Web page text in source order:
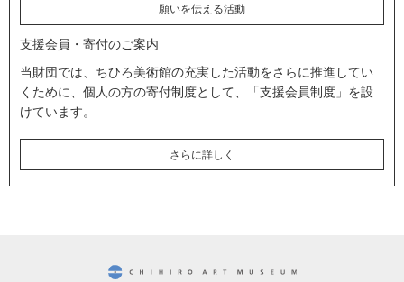
願いを伝える活動
支援会員・寄付のご案内
当財団では、ちひろ美術館の充実した活動をさらに推進してい
くために、個人の方の寄付制度として、「支援会員制度」を設
けています。
さらに詳しく